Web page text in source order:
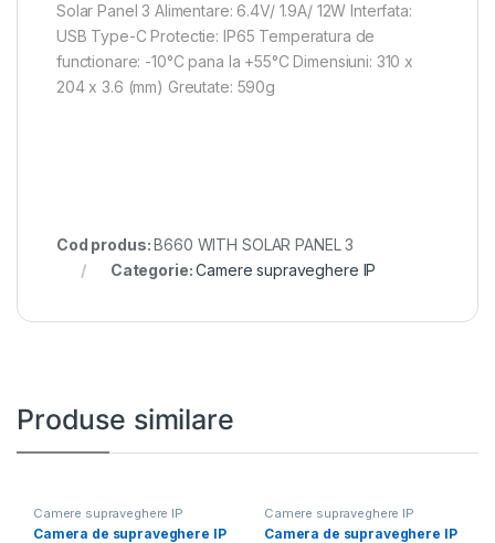
Solar Panel 3 Alimentare: 6.4V/ 1.9A/ 12W Interfata:
USB Type-C Protectie: IP65 Temperatura de
functionare: -10°C pana la +55°C Dimensiuni: 310 x
204 x 3.6 (mm) Greutate: 590g
Cod produs:B660 WITH SOLAR PANEL 3
Categorie:Camere supraveghere IP
Produse similare
Camere supraveghere IP
Camera de supraveghere IP
Camere supraveghere IP
Camera de supraveghere IP